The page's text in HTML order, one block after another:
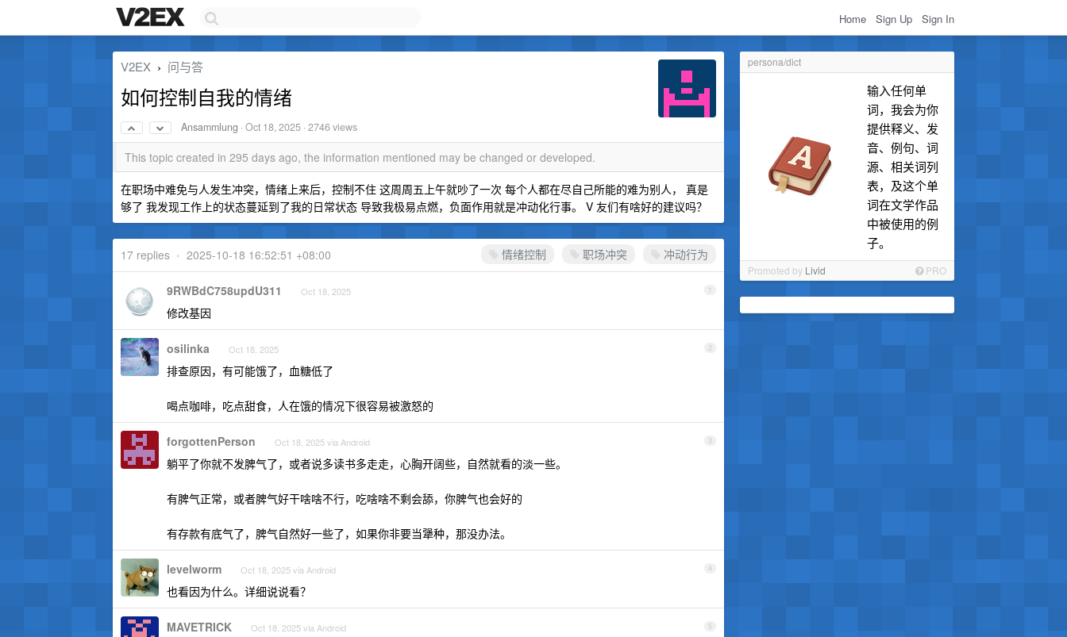
Home Sign Up Sign In
persona/dict
输入任何单
词，我会为你
提供释义、发
音、例句、词
源、相关词列
表，及这个单
词在文学作品
中被使用的例
子。
Promoted by Livid PRO
V2EX › 问与答
如何控制自我的情绪
Ansammlung ·Oct 18, 2025 · 2746 views
This topic created in 295 days ago, the information mentioned may be changed or developed.
在职场中难免与人发生冲突，情绪上来后，控制不住 这周周五上午就吵了一次 每个人都在尽自己所能的难为别人， 真是
够了 我发现工作上的状态蔓延到了我的日常状态 导致我极易点燃，负面作用就是冲动化行事。 V 友们有啥好的建议吗？
情绪控制 职场冲突 冲动行为
17 replies • 2025-10-18 16:52:51 +08:00
1
9RWBdC758updU311 Oct 18, 2025
修改基因
2
osilinka Oct 18, 2025
排查原因，有可能饿了，血糖低了
喝点咖啡，吃点甜食，人在饿的情况下很容易被激怒的
3
forgottenPerson Oct 18, 2025 via Android
躺平了你就不发脾气了，或者说多读书多走走，心胸开阔些，自然就看的淡一些。
有脾气正常，或者脾气好干啥啥不行，吃啥啥不剩会舔，你脾气也会好的
有存款有底气了，脾气自然好一些了，如果你非要当犟种，那没办法。
4
levelworm Oct 18, 2025 via Android
也看因为什么。详细说说看？
5
MAVETRICK Oct 18, 2025 via Android